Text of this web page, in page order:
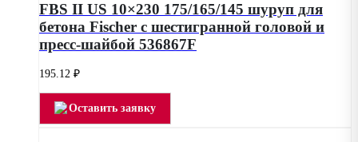
FBS II US 10×230 175/165/145 шуруп для
бетона Fischer с шестигранной головой и
пресс-шайбой 536867F
195.12 ₽
Оставить заявку